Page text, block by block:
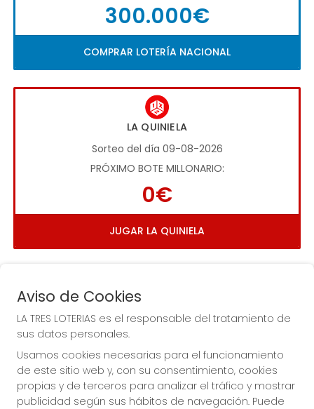
300.000€
COMPRAR LOTERÍA NACIONAL
LA QUINIELA
Sorteo del día 09-08-2026
PRÓXIMO BOTE MILLONARIO:
0€
JUGAR LA QUINIELA
¡La Tres Loterias te desea Mucha Suerte!
Aviso de Cookies
LA TRES LOTERIAS es el responsable del tratamiento de
sus datos personales.
Usamos cookies necesarias para el funcionamiento
de este sitio web y, con su consentimiento, cookies
propias y de terceros para analizar el tráfico y mostrar
publicidad según sus hábitos de navegación. Puede